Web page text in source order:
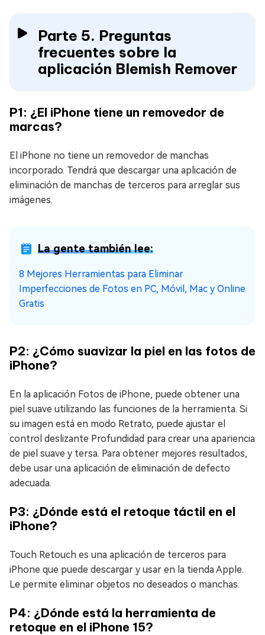
Parte 5. Preguntas
frecuentes sobre la
aplicación Blemish Remover
P1: ¿El iPhone tiene un removedor de
marcas?
El iPhone no tiene un removedor de manchas
incorporado. Tendrá que descargar una aplicación de
eliminación de manchas de terceros para arreglar sus
imágenes.
La gente también lee:
8 Mejores Herramientas para Eliminar
Imperfecciones de Fotos en PC, Móvil, Mac y Online
Gratis
P2: ¿Cómo suavizar la piel en las fotos de
iPhone?
En la aplicación Fotos de iPhone, puede obtener una
piel suave utilizando las funciones de la herramienta. Si
su imagen está en modo Retrato, puede ajustar el
control deslizante Profundidad para crear una apariencia
de piel suave y tersa. Para obtener mejores resultados,
debe usar una aplicación de eliminación de defecto
adecuada.
P3: ¿Dónde está el retoque táctil en el
iPhone?
Touch Retouch es una aplicación de terceros para
iPhone que puede descargar y usar en la tienda Apple.
Le permite eliminar objetos no deseados o manchas.
P4: ¿Dónde está la herramienta de
retoque en el iPhone 15?